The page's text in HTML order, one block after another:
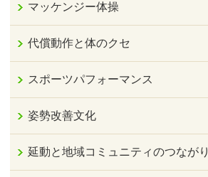
マッケンジー体操
代償動作と体のクセ
スポーツパフォーマンス
姿勢改善文化
延動と地域コミュニティのつながり